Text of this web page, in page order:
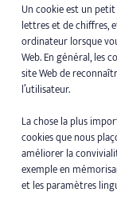
Un cookie est un
lettres et de chiffres,
ordinateur lorsque
Web. En général, les
site Web de
l’utilisateur.
La chose la plus
cookies que nous
améliorer la
exemple en
et les paramètres